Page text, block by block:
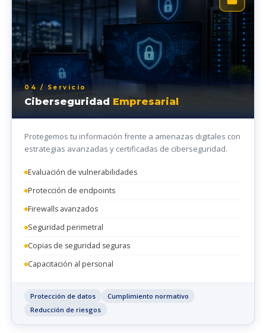
04 / Servicio
Ciberseguridad Empresarial
Protegemos tu información frente a amenazas digitales con
estrategias avanzadas y certificadas de ciberseguridad.
Evaluación de vulnerabilidades
Protección de endpoints
Firewalls avanzados
Seguridad perimetral
Copias de seguridad seguras
Capacitación al personal
Protección de datos
Cumplimiento normativo
Reducción de riesgos